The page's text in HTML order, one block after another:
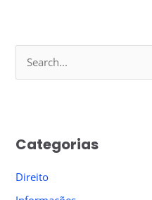
e
c
Categorias
Direito